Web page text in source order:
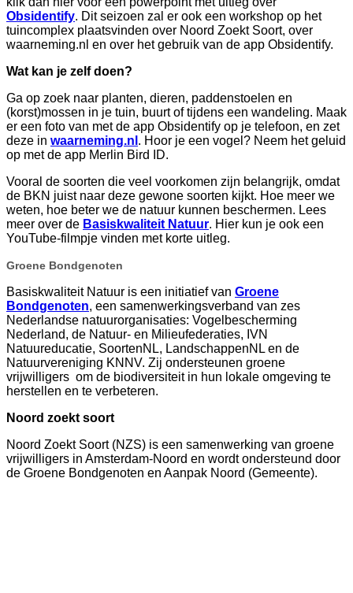
Obsidentify. Dit seizoen zal er ook een workshop op het
tuincomplex plaatsvinden over Noord Zoekt Soort, over
waarneming.nl en over het gebruik van de app Obsidentify.
Wat kan je zelf doen?
Ga op zoek naar planten, dieren, paddenstoelen en
(korst)mossen in je tuin, buurt of tijdens een wandeling. Maak
er een foto van met de app Obsidentify op je telefoon, en zet
deze in waarneming.n . Hoor je een vogel? Neem het geluid
op met de app Merlin Bird ID.
Vooral de soorten die veel voorkomen zijn belangrijk, omdat
de BKN juist naar deze gewone soorten kijkt. Hoe meer we
weten, hoe beter we de natuur kunnen beschermen. Lees
meer over de Basiskwaliteit Natuur. Hier kun je ook een
YouTube-filmpje vinden met korte uitleg.
Groene Bondgenoten
Basiskwaliteit Natuur is een initiatief van Groene
Bondgenoten, een samenwerkingsverband van zes
Nederlandse natuurorganisaties: Vogelbescherming
Nederland, de Natuur- en Milieufederaties, IVN
Natuureducatie, SoortenNL, LandschappenNL en de
Natuurvereniging KNNV. Zij ondersteunen groene
vrijwilligers om de biodiversiteit in hun lokale omgeving te
herstellen en te verbeteren.
Noord zoekt soort
Noord Zoekt Soort (NZS) is een samenwerking van groene
vrijwilligers in Amsterdam-Noord en wordt ondersteund door
de Groene Bondgenoten en Aanpak Noord (Gemeente).